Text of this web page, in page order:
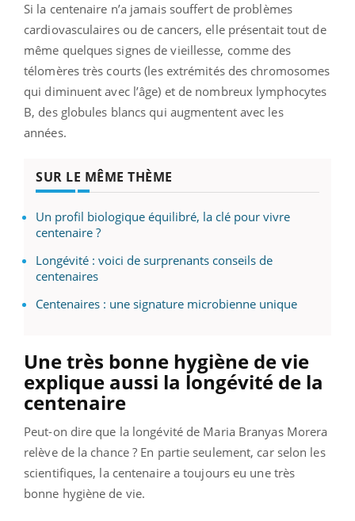
Si la centenaire n’a jamais souffert de problèmes
cardiovasculaires ou de cancers, elle présentait tout de
même quelques signes de vieillesse, comme des
télomères très courts (les extrémités des chromosomes
qui diminuent avec l’âge) et de nombreux lymphocytes
B, des globules blancs qui augmentent avec les
années.
SUR LE MÊME THÈME
Un profil biologique équilibré, la clé pour vivre
centenaire ?
Longévité : voici de surprenants conseils de
centenaires
Centenaires : une signature microbienne unique
Une très bonne hygiène de vie
explique aussi la longévité de la
centenaire
Peut-on dire que la longévité de Maria Branyas Morera
relève de la chance ? En partie seulement, car selon les
scientifiques, la centenaire a toujours eu une très
bonne hygiène de vie.